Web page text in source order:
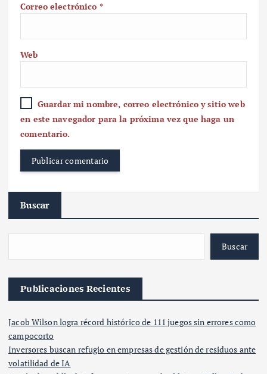
Correo electrónico *
Web
Guardar mi nombre, correo electrónico y sitio web
en este navegador para la próxima vez que haga un
comentario.
Buscar
Buscar
Publicaciones Recientes
Jacob Wilson logra récord histórico de 111 juegos sin errores como
campocorto
Inversores buscan refugio en empresas de gestión de residuos ante
volatilidad de IA